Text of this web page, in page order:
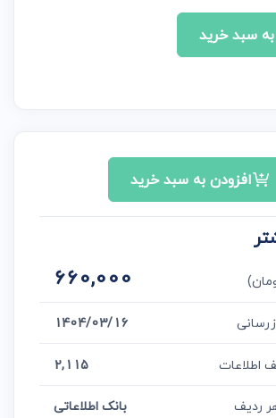
سبد خرید
افزودن به سبد خرید
660,000
1404/03/16
اطلاعات
2,115
ردیف
بانک اطلاعاتی